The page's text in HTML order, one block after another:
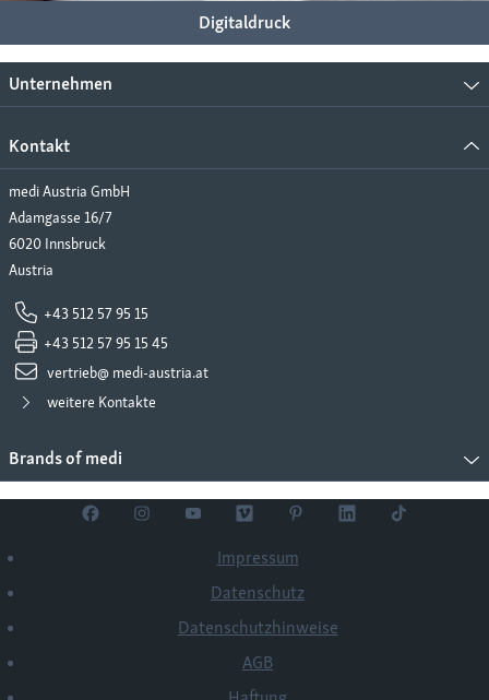
Digitaldruck
Unternehmen
Kontakt
medi Austria GmbH
Adamgasse 16/7
6020 Innsbruck
Austria
+43 512 57 95 15
+43 512 57 95 15 45
vertrieb@ medi-austria.at
weitere Kontakte
Brands of medi
Impressum
Datenschutz
Datenschutzhinweise
AGB